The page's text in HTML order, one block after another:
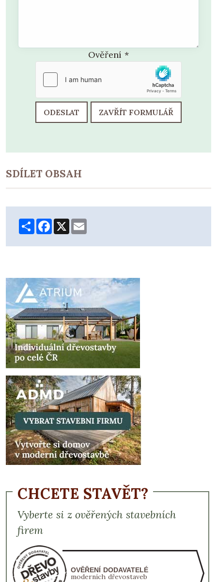
Ověření *
ODESLAT ZAVŘÍT FORMULÁŘ
SDÍLET OBSAH
ShareFacebook
X
CHCETE STAVĚT?
Vyberte si z ověřených stavebních
firem
OVĚŘENÍ DODAVATELÉ
moderních dřevostaveb